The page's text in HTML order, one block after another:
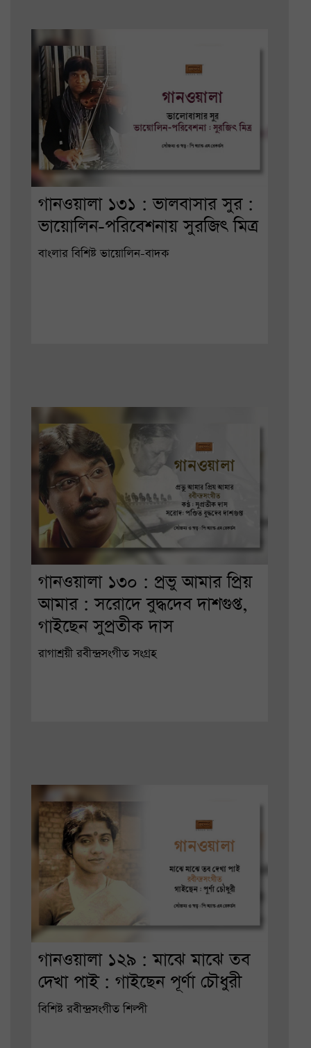
গানওয়ালা ১৩১ : ভালবাসার সুর :
ভায়োলিন-পরিবেশনায় সুরজিৎ মিত্র
বাংলার বিশিষ্ট ভায়োলিন-বাদক
গানওয়ালা ১৩০ : প্রভু আমার প্রিয়
আমার : সরোদে বুদ্ধদেব দাশগুপ্ত,
গাইছেন সুপ্রতীক দাস
রাগাশ্রয়ী রবীন্দ্রসংগীত সংগ্রহ
গানওয়ালা ১২৯ : মাঝে মাঝে তব
দেখা পাই : গাইছেন পূর্ণা চৌধুরী
বিশিষ্ট রবীন্দ্রসংগীত শিল্পী